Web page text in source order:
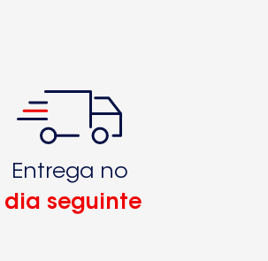
Entrega no
dia seguinte